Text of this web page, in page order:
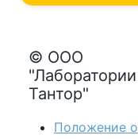
© ООО
"Лаборатории
Тантор"
Положение о